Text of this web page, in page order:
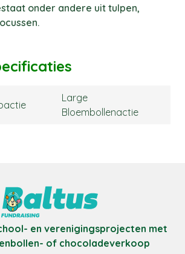
onder andere uit tulpen,
Large
Bloembollenactie
en verenigingsprojecten met
of chocoladeverkoop